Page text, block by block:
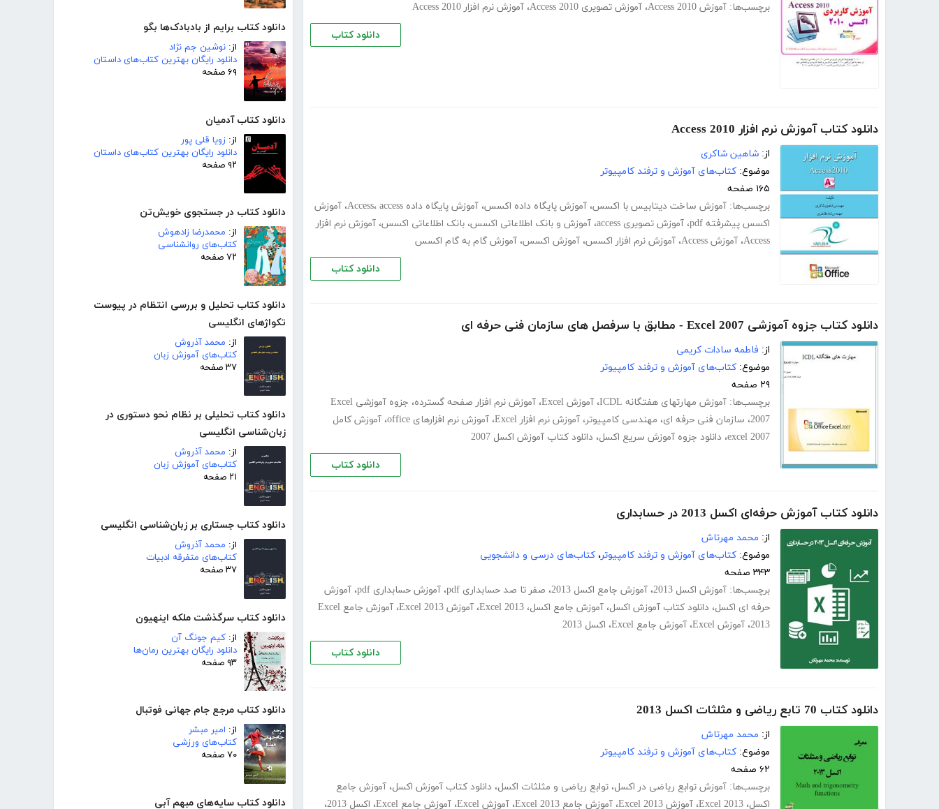
دانلود کتاب برایم از بادبادک‌ها بگو
از: نوشین جم نژاد
دانلود رایگان بهترین کتاب‌های داستان
۶۹ صفحه
دانلود کتاب آدمیان
از: زویا قلی پور
دانلود رایگان بهترین کتاب‌های داستان
۹۲ صفحه
دانلود کتاب در جستجوی خویش‌تن
از: محمدرضا زادهوش
کتاب‌های روانشناسی
۷۲ صفحه
دانلود کتاب تحلیل و بررسی انتظام در پیوست
تکواژهای انگلیسی
از: محمد آذروش
کتاب‌های آموزش زبان
۳۷ صفحه
دانلود کتاب تحلیلی بر نظام نحو دستوری در
زبان‌شناسی انگلیسی
از: محمد آذروش
کتاب‌های آموزش زبان
۲۱ صفحه
دانلود کتاب جستاری بر زبان‌شناسی انگلیسی
از: محمد آذروش
کتاب‌های متفرقه ادبیات
۳۷ صفحه
دانلود کتاب سرگذشت ملکه اینهیون
از: کیم جونگ آن
دانلود رایگان بهترین رمان‌ها
۹۳ صفحه
دانلود کتاب مرجع جام جهانی فوتبال
از: امیر مبشر
کتاب‌های ورزشی
۷۰ صفحه
دانلود کتاب سایه‌های مبهم آبی
برچسب‌ها: آموزش Access 2010 ، آموزش تصویری Access 2010 ، آموزش نرم افزار Access 2010
دانلود کتاب
دانلود کتاب آموزش نرم افزار Access 2010
از: شاهین شاکری
موضوع: کتاب‌های آموزش و ترفند کامپیوتر
۱۶۵ صفحه
برچسب‌ها: آموزش ساخت دیتابیس با اکسس، آموزش پایگاه داده اکسس، آموزش پایگاه داده Access ، access ، آموزش
اکسس پیشرفته pdf
، آموزش تصویری access ، آموزش و بانک اطلاعاتی اکسس، بانک اطلاعاتی اکسس، آموزش نرم افزار
Access، آموزش Access ، آموزش نرم افزار اکسس، آموزش اکسس، آموزش گام به گام اکسس
دانلود کتاب
دانلود کتاب جزوه آموزشی Excel 2007 - مطابق با سرفصل های سازمان فنی حرفه ای
از: فاطمه سادات کریمی
موضوع: کتاب‌های آموزش و ترفند کامپیوتر
۲۹ صفحه
برچسب‌ها: آموزش مهارتهای هفتگانه ICDL ، آموزش Excel ، آموزش نرم افزار صفحه گسترده،
جزوه آموزشی Excel
2007، سازمان فنی حرفه ای، مهندسی کامپیوتر، آموزش نرم افزار Excel ، آموزش نرم افزارهای office ، آموزش کامل
excel 2007، دانلود جزوه آموزش سریع اکسل، دانلود کتاب آموزش اکسل 2007
دانلود کتاب
دانلود کتاب آموزش حرفه‌ای اکسل 2013 در حسابداری
از: محمد مهرتاش
موضوع: کتاب‌های آموزش و ترفند کامپیوتر، کتاب‌های درسی و دانشجویی
۳۴۳ صفحه
برچسب‌ها: آموزش اکسل 2013 ، آموزش جامع اکسل 2013 ، صفر تا صد حسابداری pdf ، آموزش حسابداری pdf ، آموزش
حرفه ای اکسل، دانلود کتاب آموزش اکسل، آموزش جامع اکسل، Excel 2013، آموزش Excel 2013 ،
آموزش جامع Excel
2013، آموزش Excel ، آموزش جامع Excel ، اکسل 2013
دانلود کتاب
دانلود کتاب 70 تابع ریاضی و مثلثات اکسل 2013
از: محمد مهرتاش
موضوع: کتاب‌های آموزش و ترفند کامپیوتر
۶۲ صفحه
برچسب‌ها: آموزش توابع ریاضی در اکسل، توابع ریاضی و مثلثات اکسل، دانلود کتاب آموزش اکسل، آموزش جامع
اکسل، Excel 2013، آموزش Excel 2013 ، آموزش جامع Excel 2013 ، آموزش Excel ، آموزش جامع Excel ، اکسل 2013 ،